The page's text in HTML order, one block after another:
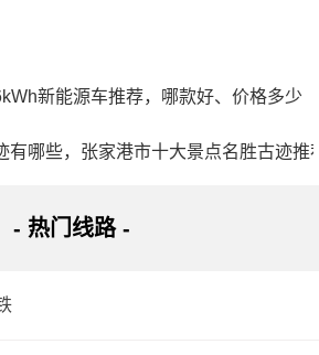
新能源车推荐，哪款好、价格多少
有哪些，张家港市十大景点名胜古迹推
- 热门线路 -